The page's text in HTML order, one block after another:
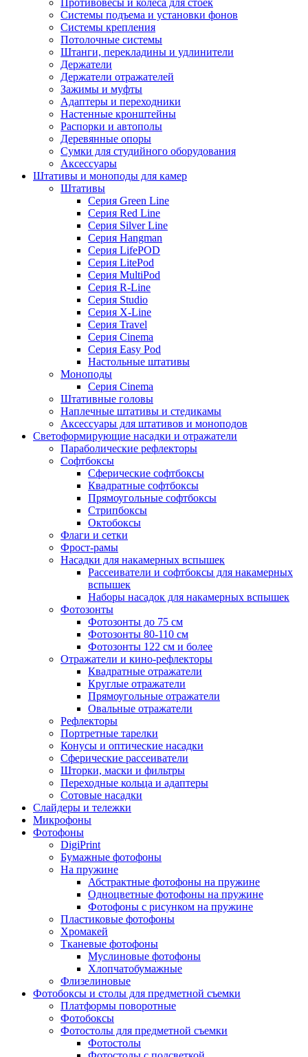
Противовесы и колеса для стоек
Системы подъема и установки фонов
Системы крепления
Потолочные системы
Штанги, перекладины и удлинители
Держатели
Держатели отражателей
Зажимы и муфты
Адаптеры и переходники
Настенные кронштейны
Распорки и автополы
Деревянные опоры
Сумки для студийного оборудования
Аксессуары
Штативы и моноподы для камер
Штативы
Серия Green Line
Серия Red Line
Серия Silver Line
Серия Hangman
Серия LifePOD
Серия LitePod
Серия MultiPod
Серия R-Line
Серия Studio
Серия X-Line
Серия Travel
Серия Cinema
Серия Easy Pod
Настольные штативы
Моноподы
Серия Cinema
Штативные головы
Наплечные штативы и стедикамы
Аксессуары для штативов и моноподов
Светоформирующие насадки и отражатели
Параболические рефлекторы
Софтбоксы
Сферические софтбоксы
Квадратные софтбоксы
Прямоугольные софтбоксы
Стрипбоксы
Октобоксы
Флаги и сетки
Фрост-рамы
Насадки для накамерных вспышек
Рассеиватели и софтбоксы для накамерных
вспышек
Наборы насадок для накамерных вспышек
Фотозонты
Фотозонты до 75 см
Фотозонты 80-110 см
Фотозонты 122 см и более
Отражатели и кино-рефлекторы
Квадратные отражатели
Круглые отражатели
Прямоугольные отражатели
Овальные отражатели
Рефлекторы
Портретные тарелки
Конусы и оптические насадки
Сферические рассеиватели
Шторки, маски и фильтры
Переходные кольца и адаптеры
Сотовые насадки
Слайдеры и тележки
Микрофоны
Фотофоны
DigiPrint
Бумажные фотофоны
На пружине
Абстрактные фотофоны на пружине
Одноцветные фотофоны на пружине
Фотофоны с рисунком на пружине
Пластиковые фотофоны
Хромакей
Тканевые фотофоны
Муслиновые фотофоны
Хлопчатобумажные
Флизелиновые
Фотобоксы и столы для предметной съемки
Платформы поворотные
Фотобоксы
Фотостолы для предметной съемки
Фотостолы